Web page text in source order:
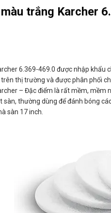
trắng Karcher
6.369-469.0 được nhập khẩu
thị trường và được phân phối
– Đặc điểm là rất mềm, mềm
sàn, thường dùng để đánh bóng
sàn 17 inch.